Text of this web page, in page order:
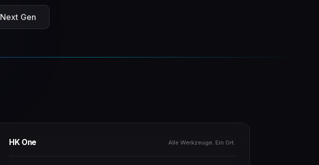
Next Gen
HK One Alle Werkzeuge. Ein Ort.